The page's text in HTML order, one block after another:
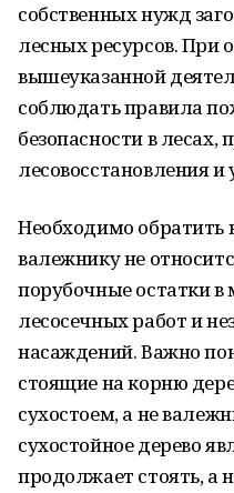
собственных нужд
лесных ресурсов. При
вышеуказанной
соблюдать правила
безопасности в лесах,
лесовосстановления и
Необходимо обратить
валежнику не
порубочные остатки в
лесосечных работ и
насаждений. Важно
стоящие на корню
сухостоем, а не
сухостойное дерево
продолжает стоять, а